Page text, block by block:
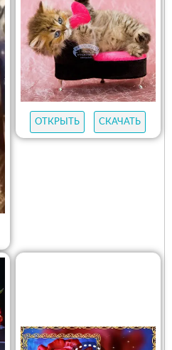
ОТКРЫТЬ СКАЧАТЬ